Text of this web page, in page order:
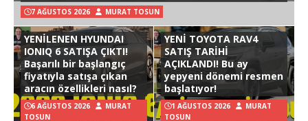
7 AĞUSTOS 2026 MURAT TOSUN
YENİLENEN HYUNDAI
IONIQ 6 SATIŞA ÇIKTI!
Başarılı bir başlangıç
fiyatıyla satışa çıkan
aracın özellikleri nasıl?
6 AĞUSTOS 2026
MURAT
TOSUN
YENİ TOYOTA RAV4
SATIŞ TARİHİ
AÇIKLANDI! Bu ay
yepyeni dönemi resmen
başlatıyor!
1 AĞUSTOS 2026
MURAT
TOSUN